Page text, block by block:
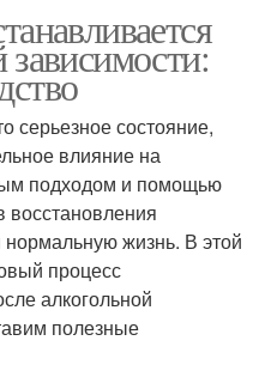
зависимости:
серьезное состояние,
влияние на
подходом и помощью
восстановления
жизнь. В этой
процесс
алкогольной
полезные